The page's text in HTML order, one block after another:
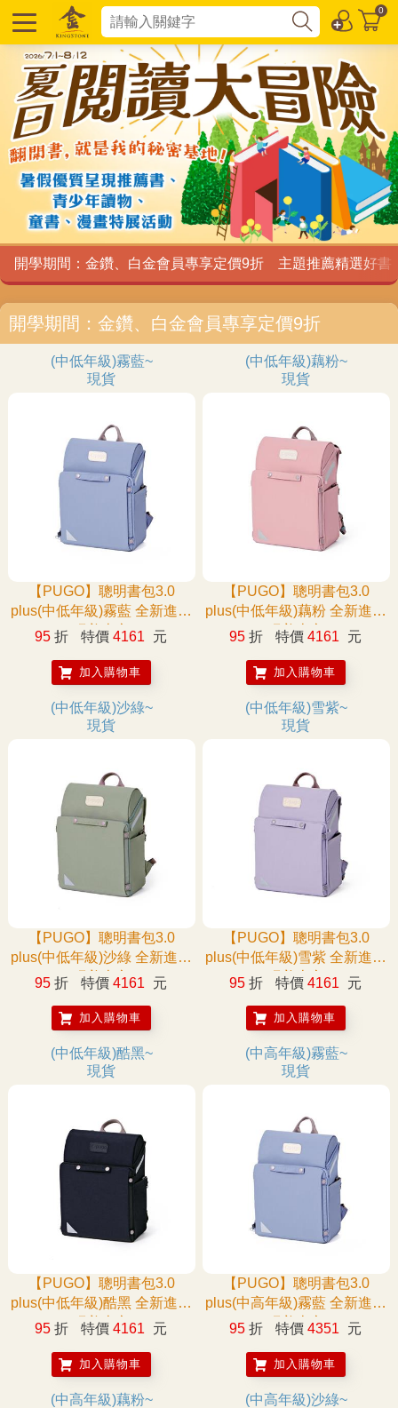
0
開學期間：金鑽、白金會員專享定價9折 主題推薦精選好書
開學期間：金鑽、白金會員專享定價9折
(中低年級)霧藍~
現貨
【PUGO】聰明書包3.0
plus(中低年級)霧藍 全新進化
玩美上市
95 折 特價 4161 元
加入購物車
(中低年級)藕粉~
現貨
【PUGO】聰明書包3.0
plus(中低年級)藕粉 全新進化
玩美上市
95 折 特價 4161 元
加入購物車
(中低年級)沙綠~
現貨
【PUGO】聰明書包3.0
plus(中低年級)沙綠 全新進化
玩美上市
95 折 特價 4161 元
加入購物車
(中低年級)雪紫~
現貨
【PUGO】聰明書包3.0
plus(中低年級)雪紫 全新進化
玩美上市
95 折 特價 4161 元
加入購物車
(中低年級)酷黑~
現貨
【PUGO】聰明書包3.0
plus(中低年級)酷黑 全新進化
玩美上市
95 折 特價 4161 元
加入購物車
(中高年級)霧藍~
現貨
【PUGO】聰明書包3.0
plus(中高年級)霧藍 全新進化
玩美上市
95 折 特價 4351 元
加入購物車
(中高年級)藕粉~
(中高年級)沙綠~